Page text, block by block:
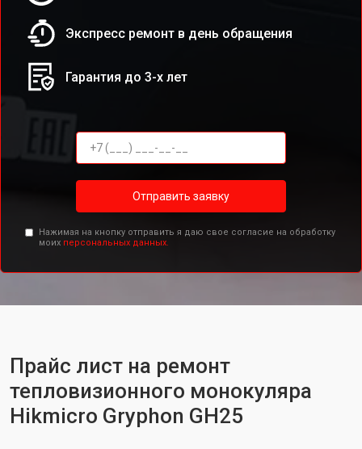
Экспресс ремонт в день обращения
Гарантия до 3-х лет
Отправить заявку
Нажимая на кнопку отправить я даю свое согласие на обработку
моих персональных данных.
Прайс лист на ремонт
тепловизионного монокуляра
Hikmicro Gryphon GH25